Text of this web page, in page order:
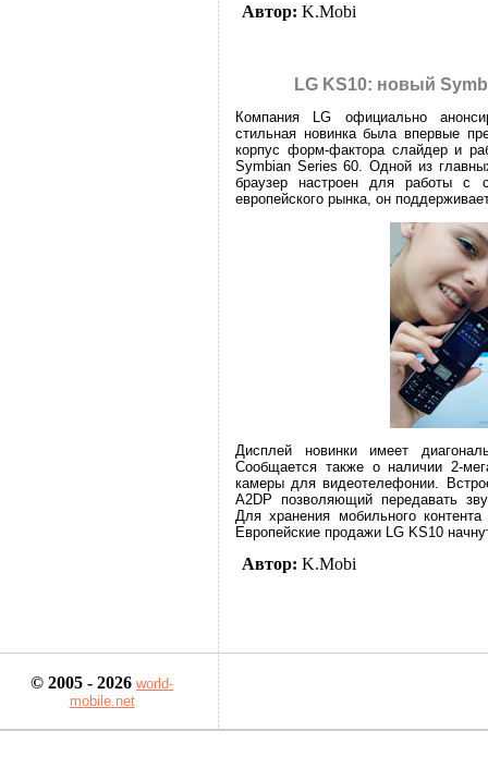
Автор: K.Mobi
LG KS10: новый
Компания LG официально
стильная новинка была впервые
корпус форм-фактора слайдер и
Symbian Series 60. Одной из
браузер настроен для работы с
европейского рынка, он
Дисплей новинки имеет
Сообщается также о наличии 2-
камеры для видеотелефонии.
A2DP позволяющий передавать
Для хранения мобильного
Европейские продажи LG KS10
Автор: K.Mobi
© 2005 - 2026 world-
mobile.net